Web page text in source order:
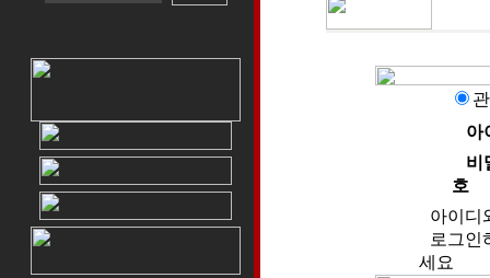
아
비
호
아이디
로그인
세요